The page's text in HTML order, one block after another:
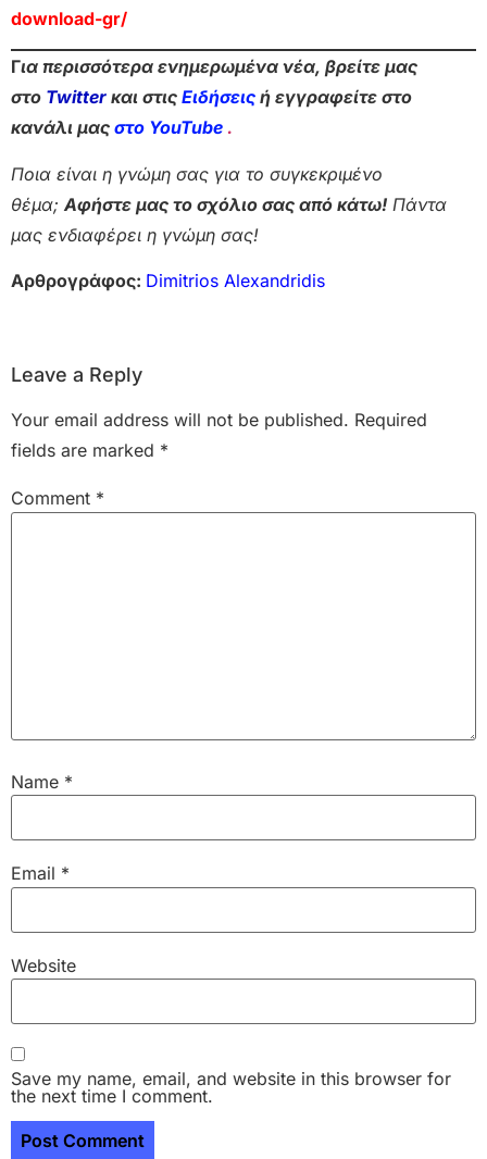
download-gr/
Για περισσότερα ενημερωμένα νέα, βρείτε μας
στο Twitter και στις Ειδήσεις ή εγγραφείτε στο
κανάλι μας στο YouTube .
Ποια είναι η γνώμη σας για το συγκεκριμένο
θέμα; Αφήστε μας το σχόλιο σας από κάτω! Πάντα
μας ενδιαφέρει η γνώμη σας!
Αρθρογράφος: Dimitrios Alexandridis
Leave a Reply
Your email address will not be published. Required
fields are marked *
Comment *
Name *
Email *
Website
Save my name, email, and website in this browser for
the next time I comment.